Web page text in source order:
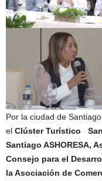
Por la ciudad de
el Clúster Turístico
Santiago ASHORESA,
Consejo para el
la Asociación de